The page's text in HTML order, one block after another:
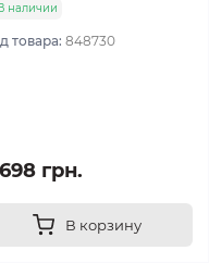
наличии
товара: 848730
грн.
В корзину